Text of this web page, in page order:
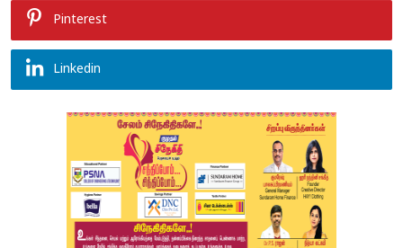
Pinterest
Linkedin